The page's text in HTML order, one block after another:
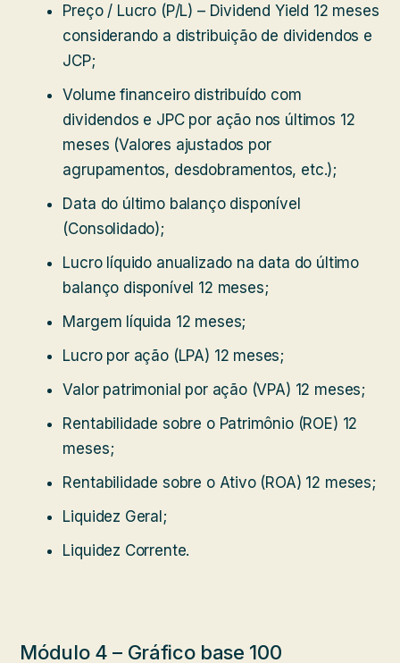
Preço / Lucro (P/L) – Dividend Yield 12 meses
considerando a distribuição de dividendos e
JCP;
Volume financeiro distribuído com
dividendos e JPC por ação nos últimos 12
meses (Valores ajustados por
agrupamentos, desdobramentos, etc.);
Data do último balanço disponível
(Consolidado);
Lucro líquido anualizado na data do último
balanço disponível 12 meses;
Margem líquida 12 meses;
Lucro por ação (LPA) 12 meses;
Valor patrimonial por ação (VPA) 12 meses;
Rentabilidade sobre o Patrimônio (ROE) 12
meses;
Rentabilidade sobre o Ativo (ROA) 12 meses;
Liquidez Geral;
Liquidez Corrente.
Módulo 4 – Gráfico base 100